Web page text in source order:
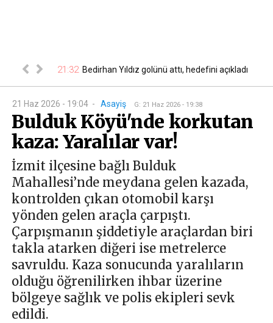
21:32 Bedirhan Yıldız golünü attı, hedefini açıkladı
21 Haz 2026 - 19:04 - Asayiş G: 21 Haz 2026 - 19:38
Bulduk Köyü'nde korkutan
kaza: Yaralılar var!
İzmit ilçesine bağlı Bulduk
Mahallesi’nde meydana gelen kazada,
kontrolden çıkan otomobil karşı
yönden gelen araçla çarpıştı.
Çarpışmanın şiddetiyle araçlardan biri
takla atarken diğeri ise metrelerce
savruldu. Kaza sonucunda yaralıların
olduğu öğrenilirken ihbar üzerine
bölgeye sağlık ve polis ekipleri sevk
edildi.